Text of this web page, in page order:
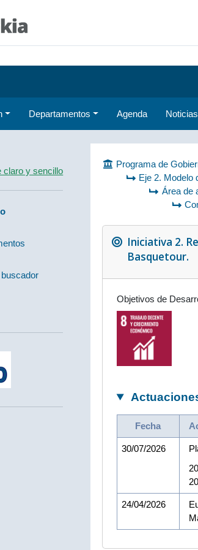
Departamentos Agenda Noticias
claro y sencillo
Programa de
Eje 2. Modelo
Área de
Iniciativa 2.
Basquetour.
Objetivos de
Fecha
30/07/2026
24/04/2026